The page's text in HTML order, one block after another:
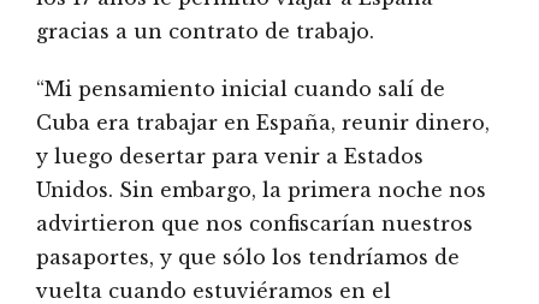
gracias a un contrato de trabajo.
“Mi pensamiento inicial cuando salí de
Cuba era trabajar en España, reunir dinero,
y luego desertar para venir a Estados
Unidos. Sin embargo, la primera noche nos
advirtieron que nos confiscarían nuestros
pasaportes, y que sólo los tendríamos de
vuelta cuando estuviéramos en el